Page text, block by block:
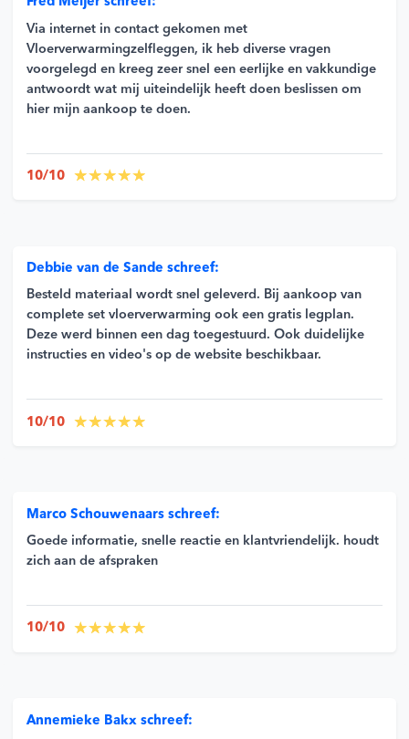
Via internet in contact gekomen met
Vloerverwarmingzelfleggen, ik heb diverse vragen
voorgelegd en kreeg zeer snel een eerlijke en vakkundige
antwoordt wat mij uiteindelijk heeft doen beslissen om
hier mijn aankoop te doen.
10/10
Debbie van de Sande schreef:
Besteld materiaal wordt snel geleverd. Bij aankoop van
complete set vloerverwarming ook een gratis legplan.
Deze werd binnen een dag toegestuurd. Ook duidelijke
instructies en video's op de website beschikbaar.
10/10
Marco Schouwenaars schreef:
Goede informatie, snelle reactie en klantvriendelijk. houdt
zich aan de afspraken
10/10
Annemieke Bakx schreef: